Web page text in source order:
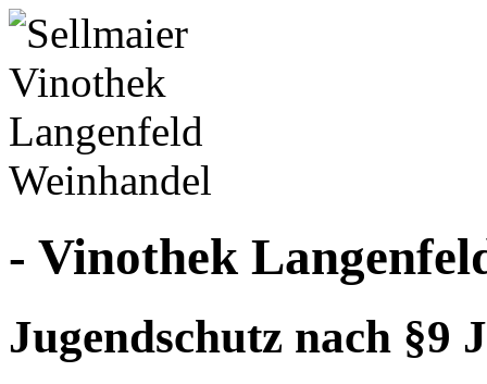
- Vinothek
Jugendschutz nach §9